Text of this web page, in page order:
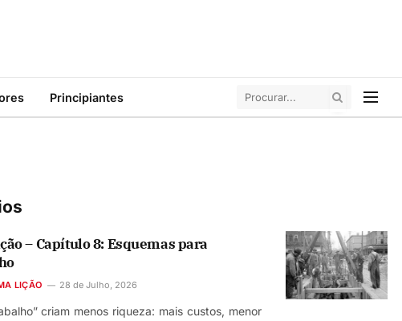
Principiantes
– Capítulo 8: Esquemas para
LIÇÃO 28 de Julho, 2026
criam menos riqueza: mais custos, menor